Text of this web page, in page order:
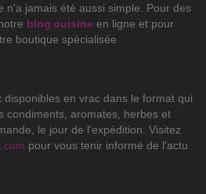
n'a jamais été aussi simple. Pour des
blog cuisine en ligne et pour
boutique spécialisée
en vrac dans le format qui
condiments, aromates, herbes et
le jour de l'expédition. Visitez
pour vous tenir informé de l'actu